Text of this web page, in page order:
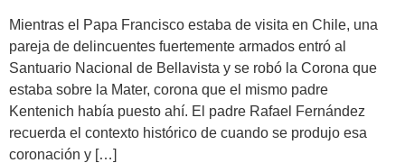
Mientras el Papa Francisco estaba de visita en Chile, una
pareja de delincuentes fuertemente armados entró al
Santuario Nacional de Bellavista y se robó la Corona que
estaba sobre la Mater, corona que el mismo padre
Kentenich había puesto ahí. El padre Rafael Fernández
recuerda el contexto histórico de cuando se produjo esa
coronación y […]